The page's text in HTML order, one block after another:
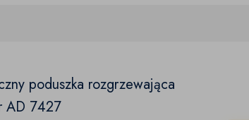
poduszka rozgrzewająca
AD 7427